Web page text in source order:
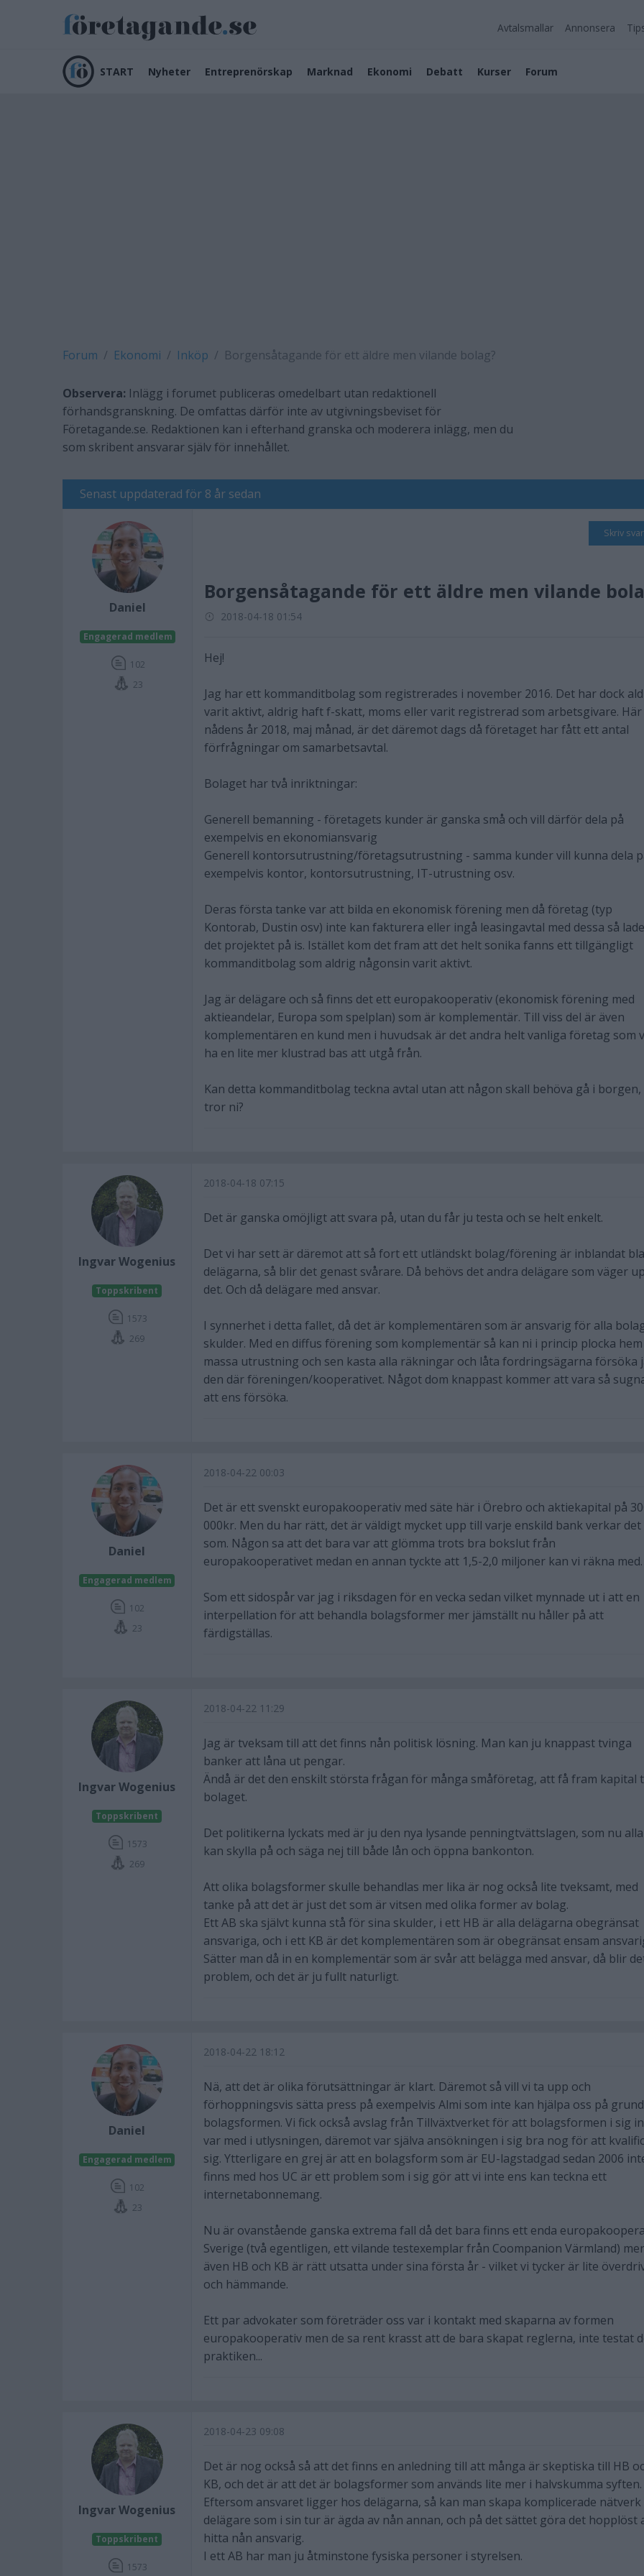
Avtalsmallar Annonsera
START Nyheter Entreprenörskap Marknad Ekonomi Debatt Kurser Forum
Forum Ekonomi Inköp Borgensåtagande för ett äldre men vilande bolag?
Observera: Inlägg i forumet publiceras omedelbart utan redaktionell
förhandsgranskning. De omfattas därför inte av utgivningsbeviset för
Företagande.se. Redaktionen kan i efterhand granska och moderera inlägg, men du
som skribent ansvarar själv för innehållet.
Senast uppdaterad för 8 år sedan
Daniel
Engagerad medlem
102
23
Skriv svar
Borgensåtagande för ett äldre men vilande
2018-04-18 01:54
Hej!
Jag har ett kommanditbolag som registrerades i november 2016. Det har dock
varit aktivt, aldrig haft f-skatt, moms eller varit registrerad som arbetsgivare. Här
nådens år 2018, maj månad, är det däremot dags då företaget har fått ett antal
förfrågningar om samarbetsavtal.
Bolaget har två inriktningar:
Generell bemanning - företagets kunder är ganska små och vill därför dela på
exempelvis en ekonomiansvarig
Generell kontorsutrustning/företagsutrustning - samma kunder vill kunna dela
exempelvis kontor, kontorsutrustning, IT-utrustning osv.
Deras första tanke var att bilda en ekonomisk förening men då företag (typ
Kontorab, Dustin osv) inte kan fakturera eller ingå leasingavtal med dessa så
det projektet på is. Istället kom det fram att det helt sonika fanns ett tillgängligt
kommanditbolag som aldrig någonsin varit aktivt.
Jag är delägare och så finns det ett europakooperativ (ekonomisk förening med
aktieandelar, Europa som spelplan) som är komplementär. Till viss del är även
komplementären en kund men i huvudsak är det andra helt vanliga företag som
ha en lite mer klustrad bas att utgå från.
Kan detta kommanditbolag teckna avtal utan att någon skall behöva gå i borgen,
tror ni?
Ingvar Wogenius
Toppskribent
1573
269
2018-04-18 07:15
Det är ganska omöjligt att svara på, utan du får ju testa och se helt enkelt.
Det vi har sett är däremot att så fort ett utländskt bolag/förening är inblandat
delägarna, så blir det genast svårare. Då behövs det andra delägare som väger
det. Och då delägare med ansvar.
I synnerhet i detta fallet, då det är komplementären som är ansvarig för alla
skulder. Med en diffus förening som komplementär så kan ni i princip plocka
massa utrustning och sen kasta alla räkningar och låta fordringsägarna försöka
den där föreningen/kooperativet. Något dom knappast kommer att vara så
att ens försöka.
Daniel
Engagerad medlem
102
23
2018-04-22 00:03
Det är ett svenskt europakooperativ med säte här i Örebro och aktiekapital på
000kr. Men du har rätt, det är väldigt mycket upp till varje enskild bank verkar det
som. Någon sa att det bara var att glömma trots bra bokslut från
europakooperativet medan en annan tyckte att 1,5-2,0 miljoner kan vi räkna med.
Som ett sidospår var jag i riksdagen för en vecka sedan vilket mynnade ut i att en
interpellation för att behandla bolagsformer mer jämställt nu håller på att
färdigställas.
Ingvar Wogenius
Toppskribent
1573
269
2018-04-22 11:29
Jag är tveksam till att det finns nån politisk lösning. Man kan ju knappast tvinga
banker att låna ut pengar.
Ändå är det den enskilt största frågan för många småföretag, att få fram kapital
bolaget.
Det politikerna lyckats med är ju den nya lysande penningtvättslagen, som nu alla
kan skylla på och säga nej till både lån och öppna bankonton.
Att olika bolagsformer skulle behandlas mer lika är nog också lite tveksamt, med
tanke på att det är just det som är vitsen med olika former av bolag.
Ett AB ska självt kunna stå för sina skulder, i ett HB är alla delägarna obegränsat
ansvariga, och i ett KB är det komplementären som är obegränsat ensam
Sätter man då in en komplementär som är svår att belägga med ansvar, då blir
problem, och det är ju fullt naturligt.
Daniel
Engagerad medlem
102
23
2018-04-22 18:12
Nä, att det är olika förutsättningar är klart. Däremot så vill vi ta upp och
förhoppningsvis sätta press på exempelvis Almi som inte kan hjälpa oss på
bolagsformen. Vi fick också avslag från Tillväxtverket för att bolagsformen i sig
var med i utlysningen, däremot var själva ansökningen i sig bra nog för att
sig. Ytterligare en grej är att en bolagsform som är EU-lagstadgad sedan 2006
finns med hos UC är ett problem som i sig gör att vi inte ens kan teckna ett
internetabonnemang.
Nu är ovanstående ganska extrema fall då det bara finns ett enda
Sverige (två egentligen, ett vilande testexemplar från Coompanion Värmland)
även HB och KB är rätt utsatta under sina första år - vilket vi tycker är lite
och hämmande.
Ett par advokater som företräder oss var i kontakt med skaparna av formen
europakooperativ men de sa rent krasst att de bara skapat reglerna, inte testat
praktiken...
Ingvar Wogenius
Toppskribent
1573
2018-04-23 09:08
Det är nog också så att det finns en anledning till att många är skeptiska till HB
KB, och det är att det är bolagsformer som används lite mer i halvskumma syften.
Eftersom ansvaret ligger hos delägarna, så kan man skapa komplicerade nätverk
delägare som i sin tur är ägda av nån annan, och på det sättet göra det hopplöst
hitta nån ansvarig.
I ett AB har man ju åtminstone fysiska personer i styrelsen.